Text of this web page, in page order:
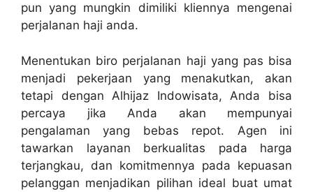
pun yang mungkin dimiliki kliennya mengenai
perjalanan haji anda.
Menentukan biro perjalanan haji yang pas bisa
menjadi pekerjaan yang menakutkan, akan
tetapi dengan Alhijaz Indowisata, Anda bisa
percaya jika Anda akan mempunyai
pengalaman yang bebas repot. Agen ini
tawarkan layanan berkualitas pada harga
terjangkau, dan komitmennya pada kepuasan
pelanggan menjadikan pilihan ideal buat umat